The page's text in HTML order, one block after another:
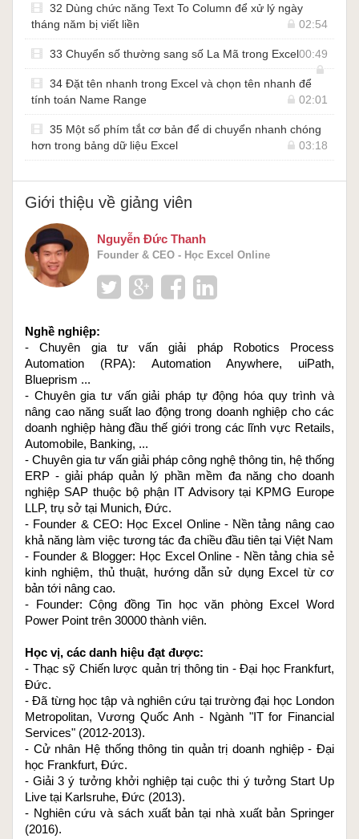
32 Dùng chức năng Text To Column để xử lý ngày
tháng năm bị viết liền
02:54
33 Chuyển số thường sang số La Mã trong Excel00:49
34 Đặt tên nhanh trong Excel và chọn tên nhanh để
tính toán Name Range
02:01
35 Một số phím tắt cơ bản để di chuyển nhanh chóng
hơn trong bảng dữ liệu Excel
03:18
Giới thiệu về giảng viên
Nguyễn Đức Thanh
Founder & CEO - Học Excel Online
Nghề nghiệp:
- Chuyên gia tư vấn giải pháp Robotics Process
Automation (RPA): Automation Anywhere, uiPath,
Blueprism ...
- Chuyên gia tư vấn giải pháp tự động hóa quy trình và
nâng cao năng suất lao động trong doanh nghiệp cho các
doanh nghiệp hàng đầu thế giới trong các lĩnh vực Retails,
Automobile, Banking, ...
- Chuyên gia tư vấn giải pháp công nghệ thông tin, hệ thống
ERP - giải pháp quản lý phần mềm đa năng cho doanh
nghiệp SAP thuộc bộ phận IT Advisory tại KPMG Europe
LLP, trụ sở tại Munich, Đức.
- Founder & CEO: Học Excel Online - Nền tảng nâng cao
khả năng làm việc tương tác đa chiều đầu tiên tại Việt Nam
- Founder & Blogger: Học Excel Online - Nền tảng chia sẻ
kinh nghiệm, thủ thuật, hướng dẫn sử dụng Excel từ cơ
bản tới nâng cao.
- Founder: Cộng đồng Tin học văn phòng Excel Word
Power Point trên 30000 thành viên.
Học vị, các danh hiệu đạt được:
- Thạc sỹ Chiến lược quản trị thông tin - Đại học Frankfurt,
Đức.
- Đã từng học tập và nghiên cứu tại trường đại học London
Metropolitan, Vương Quốc Anh - Ngành "IT for Financial
Services" (2012-2013).
- Cử nhân Hệ thống thông tin quản trị doanh nghiệp - Đại
học Frankfurt, Đức.
- Giải 3 ý tưởng khởi nghiệp tại cuộc thi ý tưởng Start Up
Live tại Karlsruhe, Đức (2013).
- Nghiên cứu và sách xuất bản tại nhà xuất bản Springer
(2016).